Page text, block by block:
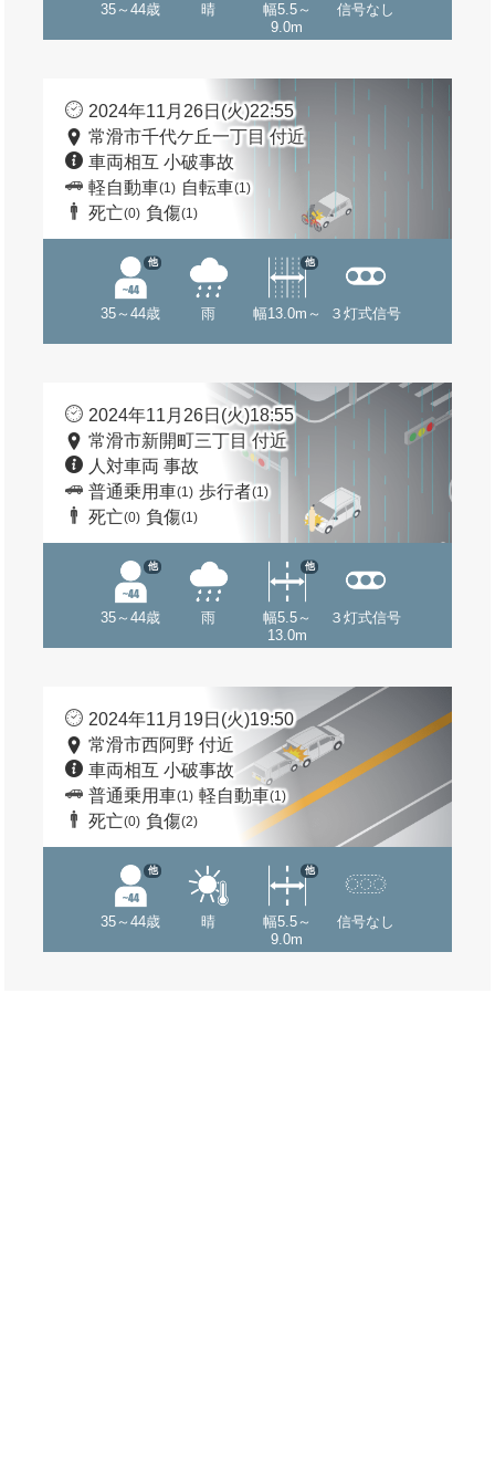
35～44歳 晴
幅5.5～
9.0m
信号なし
2024年11月26日(火)22:55
常滑市千代ケ丘一丁目 付近
車両相互 小破事故
軽自動車(1) 自転車(1)
死亡(0) 負傷(1)
35～44歳
他
雨 幅13.0m～
他
３灯式信号
2024年11月26日(火)18:55
常滑市新開町三丁目 付近
人対車両 事故
普通乗用車(1) 歩行者(1)
死亡(0) 負傷(1)
35～44歳
他
雨
幅5.5～
13.0m
他
３灯式信号
2024年11月19日(火)19:50
常滑市西阿野 付近
車両相互 小破事故
普通乗用車(1) 軽自動車(1)
死亡(0) 負傷(2)
35～44歳
他
晴
幅5.5～
9.0m
他
信号なし